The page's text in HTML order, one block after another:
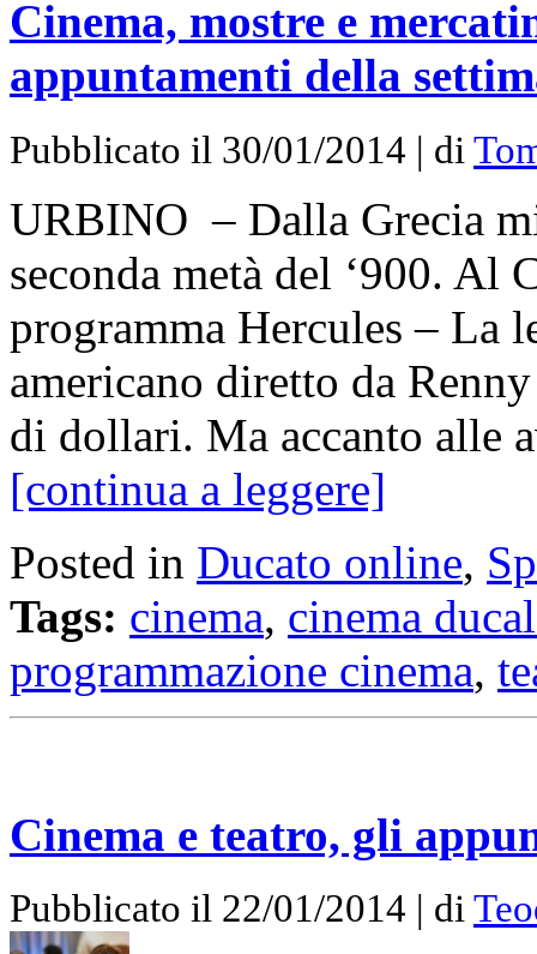
Cinema, mostre e
appuntamenti della
Pubblicato il 30/01/2014 | di
URBINO – Dalla Grecia
seconda metà del ‘900. Al
programma Hercules – La
americano diretto da
di dollari. Ma accanto alle
[continua a leggere]
Posted in Ducato online,
Tags: cinema, cinema
programmazione cinema,
Cinema e teatro, gli
Pubblicato il 22/01/2014 | di